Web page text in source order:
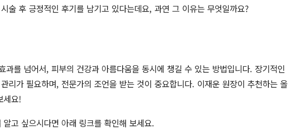
술 후 긍정적인 후기를 남기고 있다는데요, 과연 그 이유는 무엇일까요?
과를 넘어서, 피부의 건강과 아름다움을 동시에 챙길 수 있는 방법입니다. 장기적인
리가 필요하며, 전문가의 조언을 받는 것이 중요합니다. 이재운 원장이 추천하는 올
세요!
고 싶으시다면 아래 링크를 확인해 보세요.